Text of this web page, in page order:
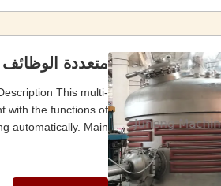
متعددة
This multi-
with the functions of
Main ...